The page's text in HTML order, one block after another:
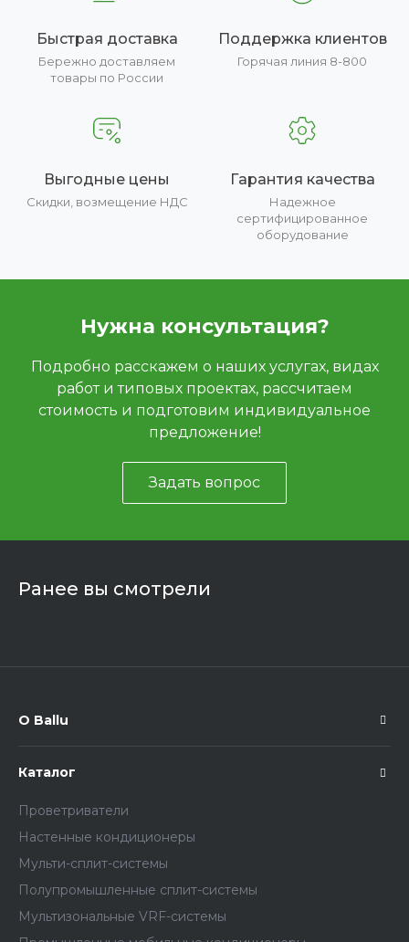
Быстрая доставка
Бережно доставляем
товары по России
Поддержка клиентов
Горячая линия 8-800
Выгодные цены
Скидки, возмещение НДС
Гарантия качества
Надежное
сертифицированное
оборудование
Нужна консультация?
Подробно расскажем о наших услугах, видах
работ и типовых проектах, рассчитаем
стоимость и подготовим индивидуальное
предложение!
Задать вопрос
Ранее вы смотрели
О Ballu
Каталог
Проветриватели
Настенные кондиционеры
Мульти-сплит-системы
Полупромышленные сплит-системы
Мультизональные VRF-системы